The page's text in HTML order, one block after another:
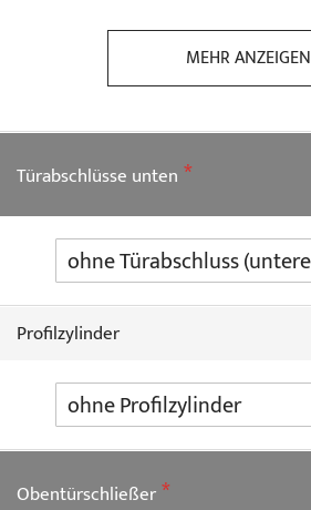
MEHR ANZEIGEN
Türabschlüsse unten
Profilzylinder
Obentürschließer